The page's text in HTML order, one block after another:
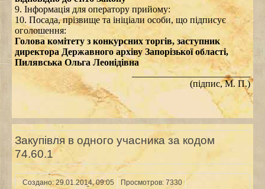
9. Iнформація для оператору прийому:
10. Посада, прізвище та ініціали особи, що підписує
оголошення:
Голова комітету з конкурсних торгів, заступник
директора Державного архіву Запорізької області,
Пилявська Ольга Леонідівна
_________________________
(підпис, М. П.)
Закупівля в одного учасника за кодом
74.60.1
Создано: 29.01.2014, 09:05 Просмотров: 7330